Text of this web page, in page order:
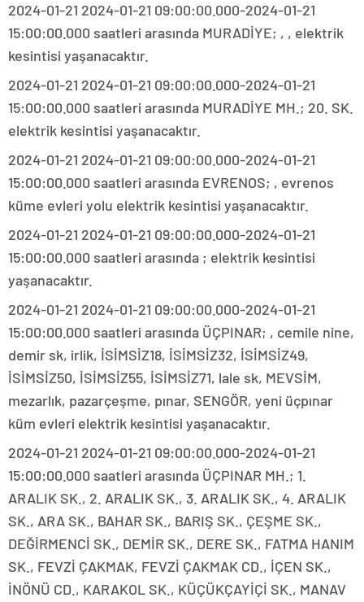
2024-01-21 2024-01-21 09:00:00.000-2024-01-21
15:00:00.000 saatleri arasında MURADİYE; , , elektrik
kesintisi yaşanacaktır.
2024-01-21 2024-01-21 09:00:00.000-2024-01-21
15:00:00.000 saatleri arasında MURADİYE MH.; 20. SK.
elektrik kesintisi yaşanacaktır.
2024-01-21 2024-01-21 09:00:00.000-2024-01-21
15:00:00.000 saatleri arasında EVRENOS; , evrenos
küme evleri yolu elektrik kesintisi yaşanacaktır.
2024-01-21 2024-01-21 09:00:00.000-2024-01-21
15:00:00.000 saatleri arasında ; elektrik kesintisi
yaşanacaktır.
2024-01-21 2024-01-21 09:00:00.000-2024-01-21
15:00:00.000 saatleri arasında ÜÇPINAR; , cemile nine,
demir sk, irlik, İSİMSİZ18, İSİMSİZ32, İSİMSİZ49,
İSİMSİZ50, İSİMSİZ55, İSİMSİZ71, lale sk, MEVSİM,
mezarlık, pazarçeşme, pınar, SENGÖR, yeni üçpınar
küm evleri elektrik kesintisi yaşanacaktır.
2024-01-21 2024-01-21 09:00:00.000-2024-01-21
15:00:00.000 saatleri arasında ÜÇPINAR MH.; 1.
ARALIK SK., 2. ARALIK SK., 3. ARALIK SK., 4. ARALIK
SK., ARA SK., BAHAR SK., BARIŞ SK., ÇEŞME SK.,
DEĞİRMENCİ SK., DEMİR SK., DERE SK., FATMA HANIM
SK., FEVZİ ÇAKMAK, FEVZİ ÇAKMAK CD., İÇEN SK.,
İNÖNÜ CD., KARAKOL SK., KÜÇÜKÇAYİÇİ SK., MANAV